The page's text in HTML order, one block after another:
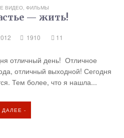
ВИДЕО, ФИЛЬМЫ
— жить!
1910 11
отличный день! Отличное
отличный выходной! Сегодня
Тем более, что я нашла...
ДАЛЕЕ -